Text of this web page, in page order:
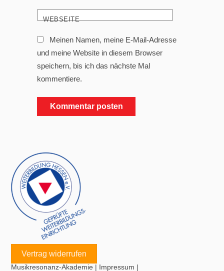
WEBSEITE
Meinen Namen, meine E-Mail-Adresse
und meine Website in diesem Browser
speichern, bis ich das nächste Mal
kommentiere.
Vertrag widerrufen
Musikresonanz-Akademie | Impressum |